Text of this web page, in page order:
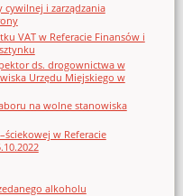
i zarządzania
VAT w Referacie Finansów i
ds. drogownictwa w
Urzędu Miejskiego w
na wolne stanowiska
w Referacie
alkoholu